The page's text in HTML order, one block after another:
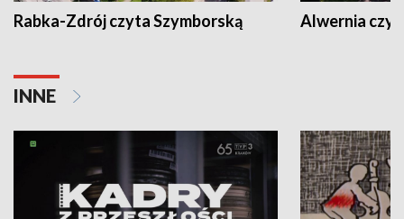
Rabka-Zdrój czyta Szymborską Alwernia
INNE